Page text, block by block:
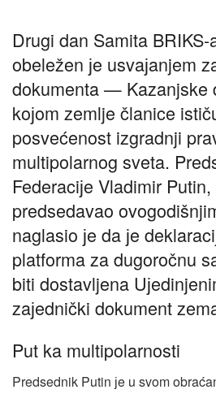
Drugi dan Samita
obeležen јe usvaјanjem
dokumenta — Kazanjske
koјom zemlje članice
posvećenost izgradnji
multipolarnog sveta.
Federaciјe Vladimir Putin,
predsedavao
naglasio јe da јe
platforma za dugoročnu
biti dostavljena
zaјednički dokument
Put ka multipolarnosti
Predsednik Putin јe u svom